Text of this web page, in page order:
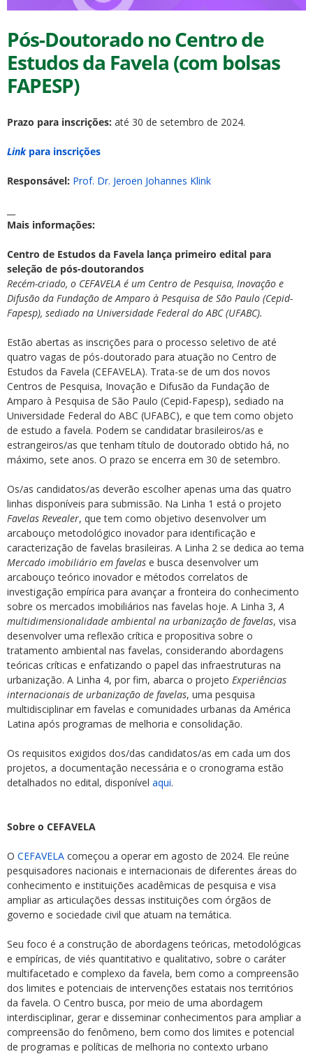
Pós-Doutorado no Centro de
Estudos da Favela (com bolsas
FAPESP)
Prazo para inscrições: até 30 de setembro de 2024.
Linkpara inscrições
Responsável: Prof. Dr. Jeroen Johannes Klink
Mais informações:
Centro de Estudos da Favela lança primeiro edital para
seleção de pós-doutorandos
Recém-criado, o CEFAVELA é um Centro de Pesquisa, Inovação e
Difusão da Fundação de Amparo à Pesquisa de São Paulo (Cepid-
Fapesp), sediado na Universidade Federal do ABC (UFABC).
Estão abertas as inscrições para o processo seletivo de até
quatro vagas de pós-doutorado para atuação no Centro de
Estudos da Favela (CEFAVELA). Trata-se de um dos novos
Centros de Pesquisa, Inovação e Difusão da Fundação de
Amparo à Pesquisa de São Paulo (Cepid-Fapesp), sediado na
Universidade Federal do ABC (UFABC), e que tem como objeto
de estudo a favela. Podem se candidatar brasileiros/as e
estrangeiros/as que tenham título de doutorado obtido há, no
máximo, sete anos. O prazo se encerra em 30 de setembro.
Os/as candidatos/as deverão escolher apenas uma das quatro
linhas disponíveis para submissão. Na Linha 1 está o projeto
Favelas Revealer, que tem como objetivo desenvolver um
arcabouço metodológico inovador para identificação e
caracterização de favelas brasileiras. A Linha 2 se dedica ao tema
Mercado imobiliário em favelas e busca desenvolver um
arcabouço teórico inovador e métodos correlatos de
investigação empírica para avançar a fronteira do conhecimento
sobre os mercados imobiliários nas favelas hoje. A Linha 3,A
multidimensionalidade ambiental na urbanização de favelas, visa
desenvolver uma reflexão crítica e propositiva sobre o
tratamento ambiental nas favelas, considerando abordagens
teóricas críticas e enfatizando o papel das infraestruturas na
urbanização. A Linha 4, por fim, abarca o projeto Experiências
internacionais de urbanização de favelas, uma pesquisa
multidisciplinar em favelas e comunidades urbanas da América
Latina após programas de melhoria e consolidação.
Os requisitos exigidos dos/das candidatos/as em cada um dos
projetos, a documentação necessária e o cronograma estão
detalhados no edital, disponível aqui.
Sobre o CEFAVELA
O CEFAVELA começou a operar em agosto de 2024. Ele reúne
pesquisadores nacionais e internacionais de diferentes áreas do
conhecimento e instituições acadêmicas de pesquisa e visa
ampliar as articulações dessas instituições com órgãos de
governo e sociedade civil que atuam na temática.
Seu foco é a construção de abordagens teóricas, metodológicas
e empíricas, de viés quantitativo e qualitativo, sobre o caráter
multifacetado e complexo da favela, bem como a compreensão
dos limites e potenciais de intervenções estatais nos territórios
da favela. O Centro busca, por meio de uma abordagem
interdisciplinar, gerar e disseminar conhecimentos para ampliar a
compreensão do fenômeno, bem como dos limites e potencial
de programas e políticas de melhoria no contexto urbano